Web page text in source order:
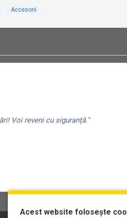
Accesorii
Voi reveni cu siguranță."
Acest website folosește